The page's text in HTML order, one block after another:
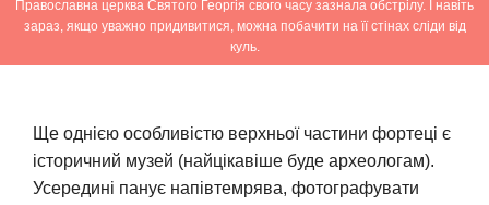
Православна церква Святого Георгія свого часу зазнала обстрілу. І навіть
зараз, якщо уважно придивитися, можна побачити на її стінах сліди від
куль.
Ще однією особливістю верхньої частини фортеці є
історичний музей (найцікавіше буде археологам).
Усередині панує напівтемрява, фотографувати